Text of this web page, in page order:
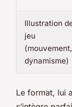
Illustration
jeu
(mouvement,
dynamisme)
Le format, lui